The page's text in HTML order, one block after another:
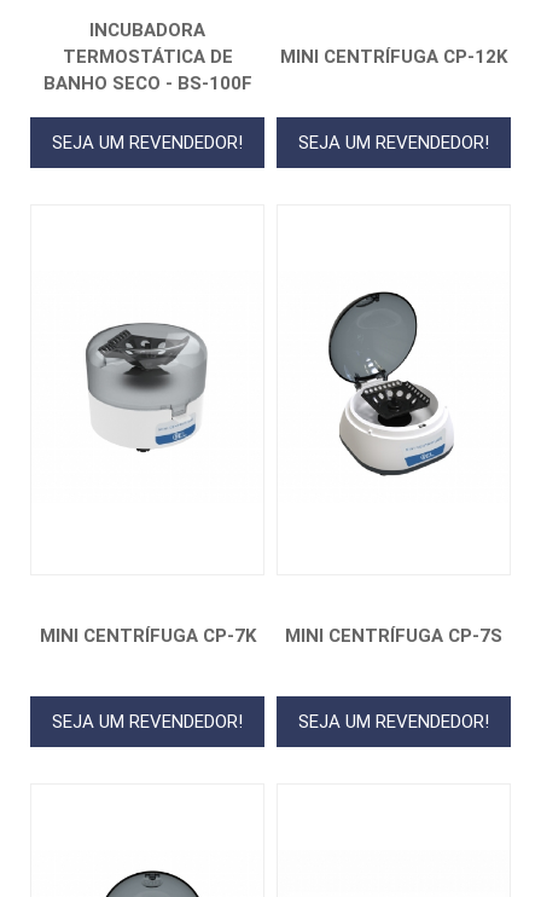
INCUBADORA
TERMOSTÁTICA DE
BANHO SECO - BS-100F
SEJA UM REVENDEDOR!
MINI CENTRÍFUGA CP-12K
SEJA UM REVENDEDOR!
MINI CENTRÍFUGA CP-7K
SEJA UM REVENDEDOR!
MINI CENTRÍFUGA CP-7S
SEJA UM REVENDEDOR!